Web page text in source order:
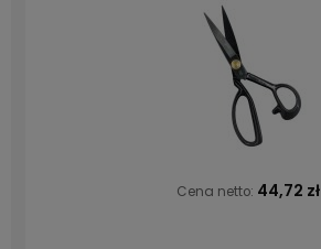
Cena netto: 44,72 zł